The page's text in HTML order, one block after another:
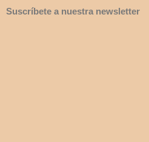
Suscríbete a nuestra newsletter